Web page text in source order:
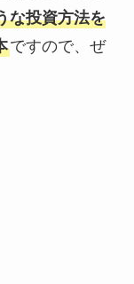
な投資方法を
ですので、ぜ